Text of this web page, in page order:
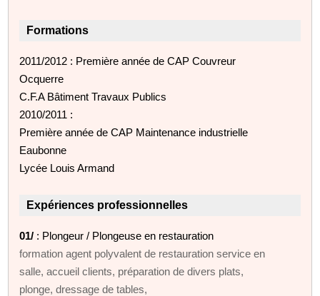
Formations
2011/2012 : Première année de CAP Couvreur
Ocquerre
C.F.A Bâtiment Travaux Publics
2010/2011 :
Première année de CAP Maintenance industrielle
Eaubonne
Lycée Louis Armand
Expériences professionnelles
01/ : Plongeur / Plongeuse en restauration
formation agent polyvalent de restauration service en
salle, accueil clients, préparation de divers plats,
plonge, dressage de tables,